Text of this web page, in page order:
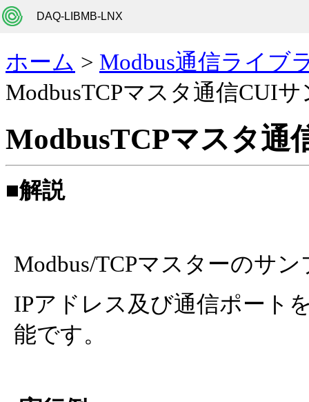
DAQ-LIBMB-LNX
ホーム > Modbus通信ライブ
ModbusTCPマスタ通信CUI
ModbusTCPマスタ通
■解説
Modbus/TCPマスターのサ
IPアドレス及び通信ポート
能です。